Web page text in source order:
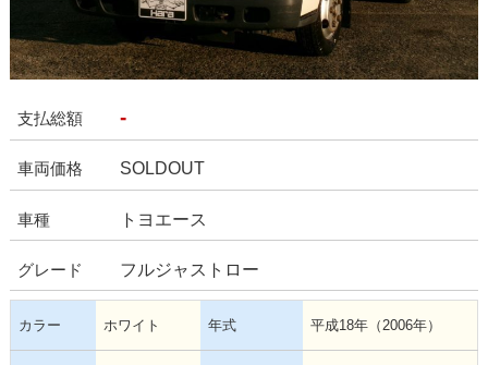
支払総額 -
車両価格 SOLDOUT
車種 トヨエース
グレード フルジャストロー
カラー ホワイト 年式 平成18年（2006年）